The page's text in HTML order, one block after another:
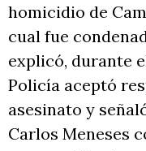
homicidio de
cual fue
explicó, durante
Policía aceptó
asesinato y
Carlos Meneses